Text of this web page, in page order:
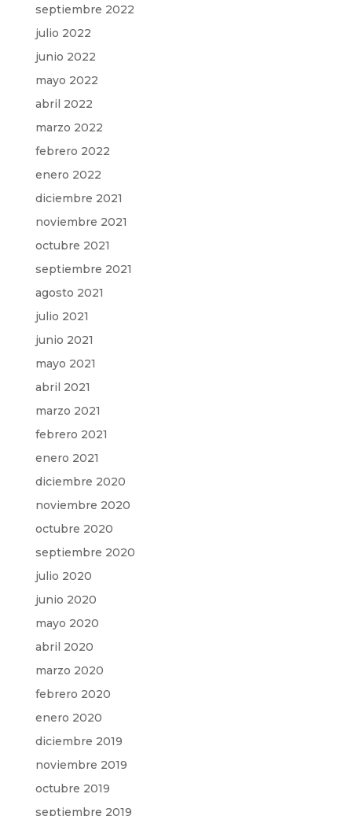
septiembre 2022
julio 2022
junio 2022
mayo 2022
abril 2022
marzo 2022
febrero 2022
enero 2022
diciembre 2021
noviembre 2021
octubre 2021
septiembre 2021
agosto 2021
julio 2021
junio 2021
mayo 2021
abril 2021
marzo 2021
febrero 2021
enero 2021
diciembre 2020
noviembre 2020
octubre 2020
septiembre 2020
julio 2020
junio 2020
mayo 2020
abril 2020
marzo 2020
febrero 2020
enero 2020
diciembre 2019
noviembre 2019
octubre 2019
septiembre 2019